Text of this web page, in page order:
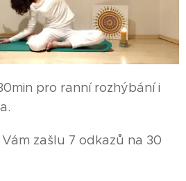
pro ranní rozhýbání i
zašlu 7 odkazů na 30